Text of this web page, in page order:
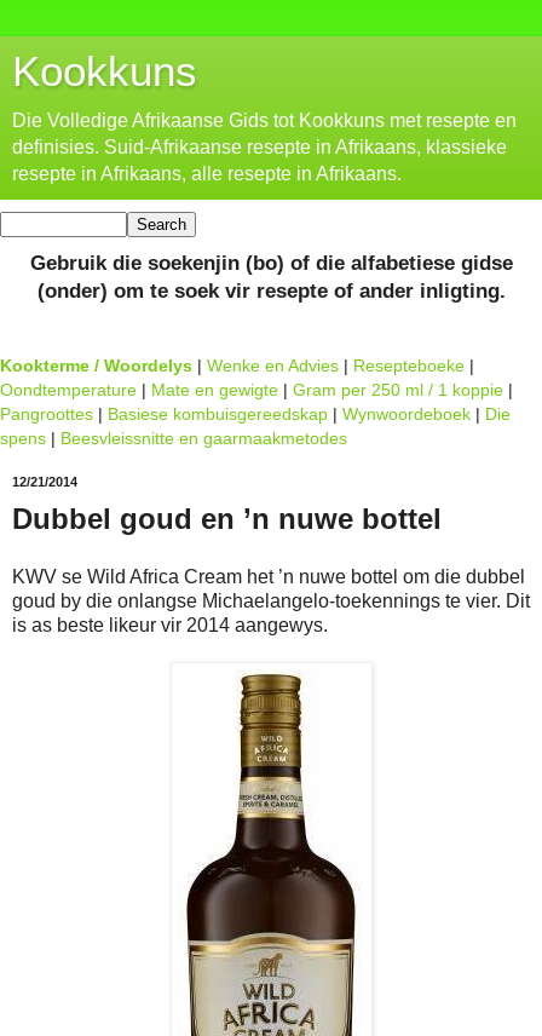
Kookkuns
Die Volledige Afrikaanse Gids tot Kookkuns met resepte en
definisies. Suid-Afrikaanse resepte in Afrikaans, klassieke
resepte in Afrikaans, alle resepte in Afrikaans.
Gebruik die soekenjin (bo) of die alfabetiese gidse
(onder) om te soek vir resepte of ander inligting.
Kookterme / Woordelys | Wenke en Advies | Resepteboeke |
Oondtemperature | Mate en gewigte | Gram per 250 ml / 1 koppie |
Pangroottes | Basiese kombuisgereedskap | Wynwoordeboek | Die
spens | Beesvleissnitte en gaarmaakmetodes
12/21/2014
Dubbel goud en ’n nuwe bottel
KWV se Wild Africa Cream het ’n nuwe bottel om die dubbel
goud by die onlangse Michaelangelo-toekennings te vier. Dit
is as beste likeur vir 2014 aangewys.